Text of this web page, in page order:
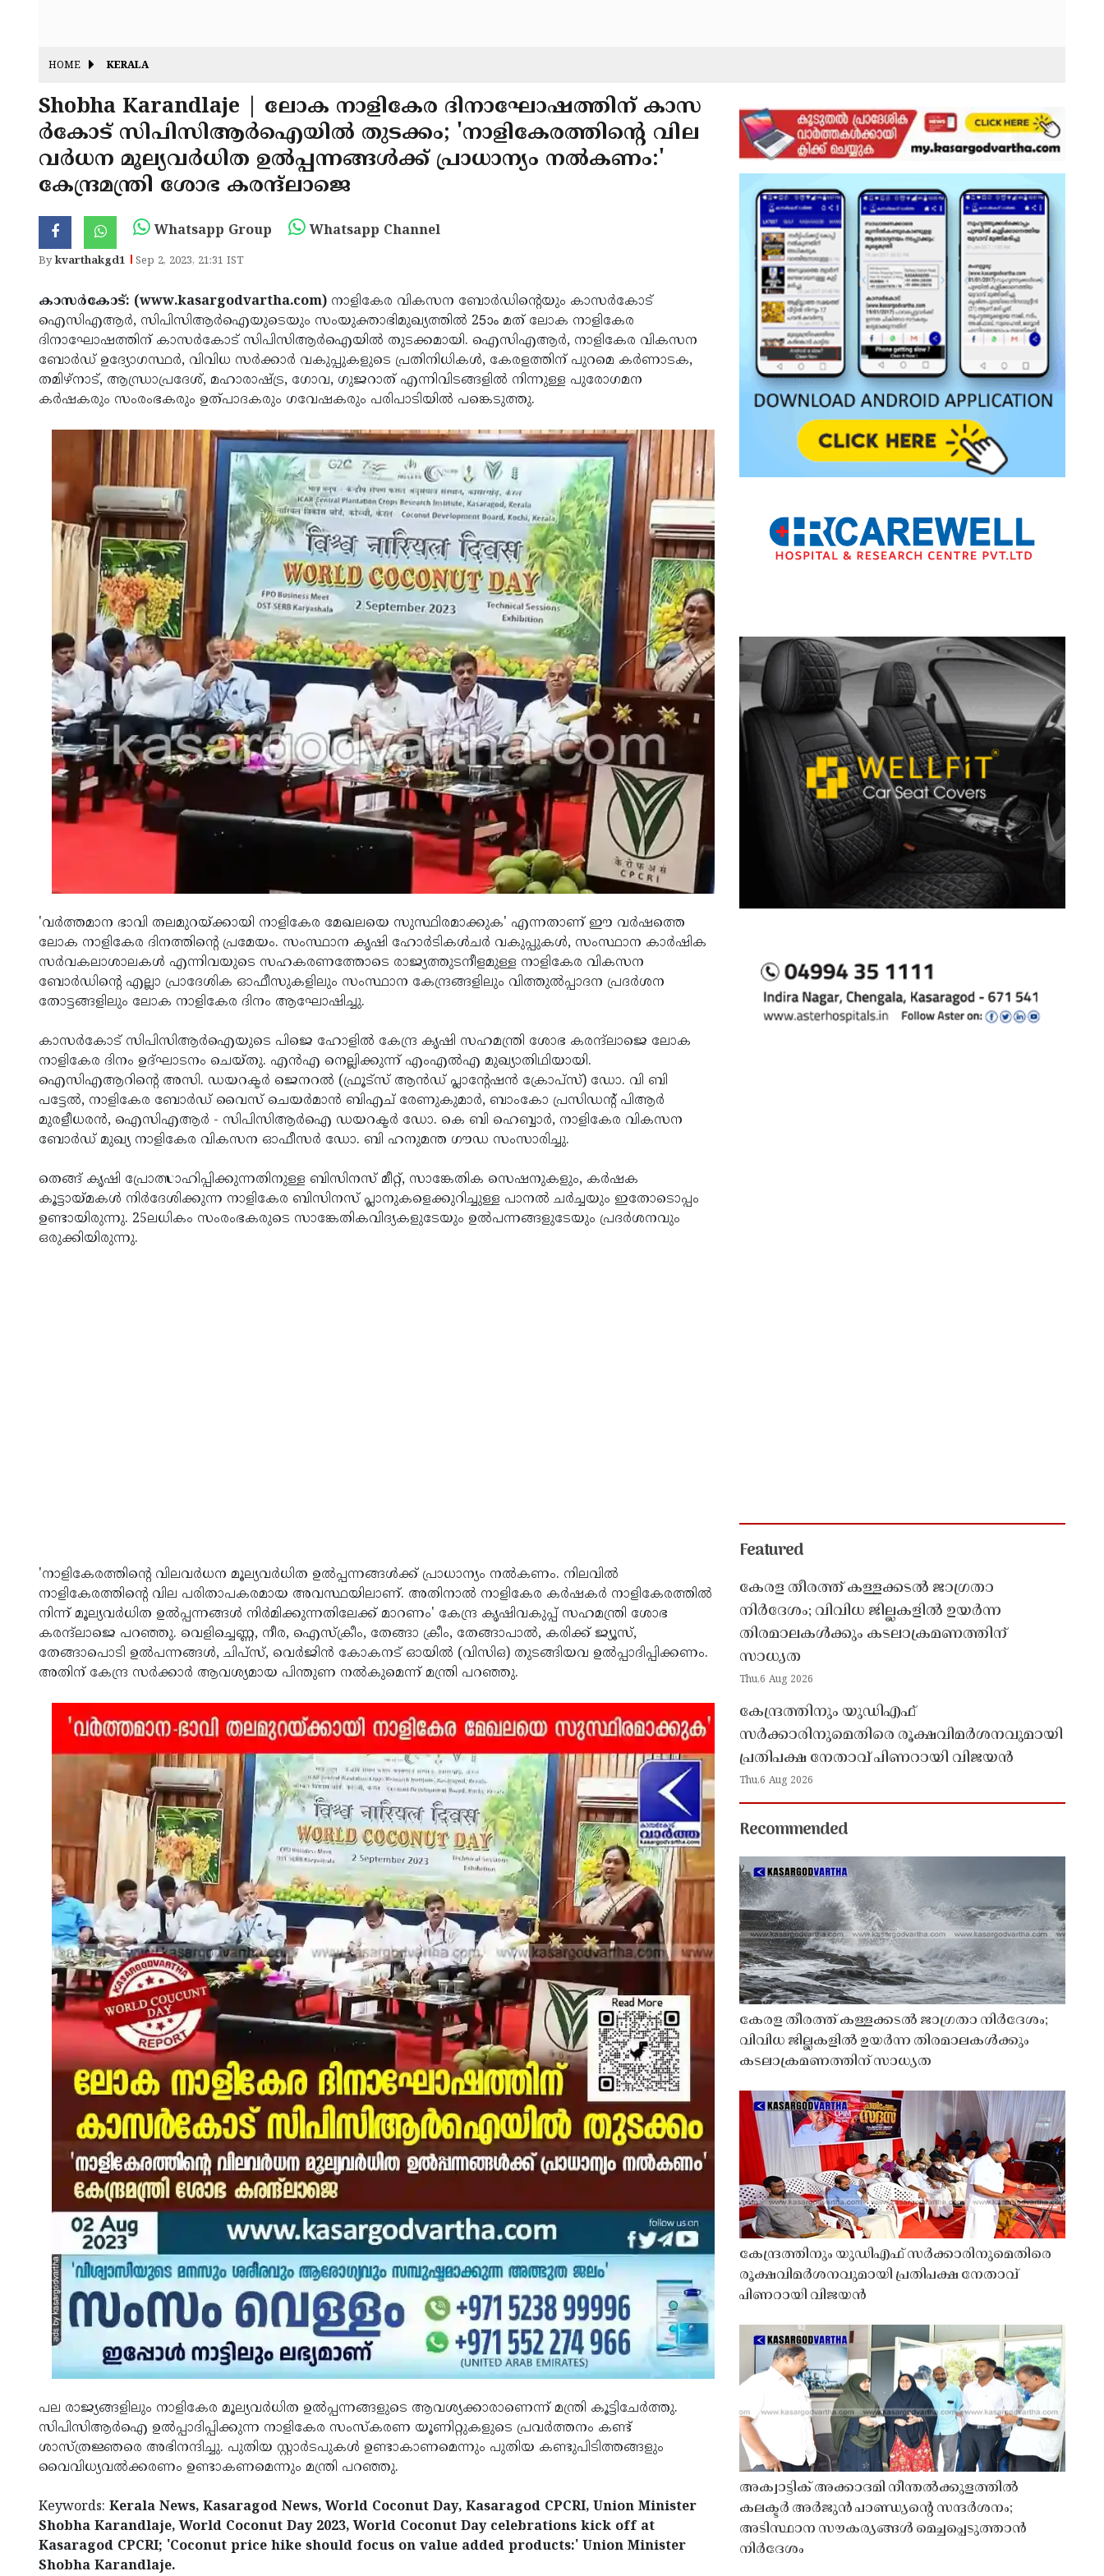
HOME KERALA
Shobha Karandlaje | ലോക നാളികേര ദിനാഘോഷത്തിന് കാസ
ര്‍കോട് സിപിസിആര്‍ഐയില്‍ തുടക്കം; 'നാളികേരത്തിന്റെ വില
വര്‍ധന മൂല്യവര്‍ധിത ഉല്‍പ്പന്നങ്ങള്‍ക്ക് പ്രാധാന്യം നല്‍കണം:'
കേന്ദ്രമന്ത്രി ശോഭ കരന്ദ്‌ലാജെ
Whatsapp Group Whatsapp Channel
Bykvarthakgd1 Sep 2, 2023, 21:31 IST
കാസര്‍കോട്: (www.kasargodvartha.com) നാളികേര വികസന ബോര്‍ഡിന്റെയും കാസര്‍കോട്
ഐസിഎആര്‍, സിപിസിആര്‍ഐയുടെയും സംയുക്താഭിമുഖ്യത്തില്‍ 25ാം മത് ലോക നാളികേര
ദിനാഘോഷത്തിന് കാസര്‍കോട് സിപിസിആര്‍ഐയില്‍ തുടക്കമായി. ഐസിഎആര്‍, നാളികേര വികസന
ബോര്‍ഡ് ഉദ്യോഗസ്ഥര്‍, വിവിധ സര്‍ക്കാര്‍ വകുപ്പുകളുടെ പ്രതിനിധികള്‍, കേരളത്തിന് പുറമെ കര്‍ണാടക,
തമിഴ്‌നാട്, ആന്ധ്രാപ്രദേശ്, മഹാരാഷ്ട്ര, ഗോവ, ഗുജറാത് എന്നിവിടങ്ങളില്‍ നിന്നുള്ള പുരോഗമന
കര്‍ഷകരും സംരംഭകരും ഉത്പാദകരും ഗവേഷകരും പരിപാടിയില്‍ പങ്കെടുത്തു.
'വര്‍ത്തമാന ഭാവി തലമുറയ്ക്കായി നാളികേര മേഖലയെ സുസ്ഥിരമാക്കുക' എന്നതാണ് ഈ വര്‍ഷത്തെ
ലോക നാളികേര ദിനത്തിന്റെ പ്രമേയം. സംസ്ഥാന കൃഷി ഹോര്‍ടികള്‍ചര്‍ വകുപ്പുകള്‍, സംസ്ഥാന കാര്‍ഷിക
സര്‍വകലാശാലകള്‍ എന്നിവയുടെ സഹകരണത്തോടെ രാജ്യത്തുടനീളമുള്ള നാളികേര വികസന
ബോര്‍ഡിന്റെ എല്ലാ പ്രാദേശിക ഓഫീസുകളിലും സംസ്ഥാന കേന്ദ്രങ്ങളിലും വിത്തുല്‍പ്പാദന പ്രദര്‍ശന
തോട്ടങ്ങളിലും ലോക നാളികേര ദിനം ആഘോഷിച്ചു.
കാസര്‍കോട് സിപിസിആര്‍ഐയുടെ പിജെ ഹോളില്‍ കേന്ദ്ര കൃഷി സഹമന്ത്രി ശോഭ കരന്ദ്‌ലാജെ ലോക
നാളികേര ദിനം ഉദ്ഘാടനം ചെയ്‌തു. എന്‍എ നെല്ലിക്കുന്ന് എംഎല്‍എ മുഖ്യാതിഥിയായി.
ഐസിഎആറിന്റെ അസി. ഡയറക്ടര്‍ ജെനറല്‍ (ഫ്രൂട്സ് ആന്‍ഡ് പ്ലാന്റേഷന്‍ ക്രോപ്‌സ്) ഡോ. വി ബി
പട്ടേല്‍, നാളികേര ബോര്‍ഡ് വൈസ് ചെയര്‍മാന്‍ ബിഎച് രേണുകുമാര്‍, ബാംകോ പ്രസിഡന്റ് പിആര്‍
മുരളീധരന്‍, ഐസിഎആര്‍ - സിപിസിആര്‍ഐ ഡയറക്ടര്‍ ഡോ. കെ ബി ഹെബ്ബാര്‍, നാളികേര വികസന
ബോര്‍ഡ് മുഖ്യ നാളികേര വികസന ഓഫീസര്‍ ഡോ. ബി ഹനുമന്ത ഗൗഡ സംസാരിച്ചു.
തെങ്ങ് കൃഷി പ്രോത്സാഹിപ്പിക്കുന്നതിനുള്ള ബിസിനസ് മീറ്റ്, സാങ്കേതിക സെഷനുകളും, കര്‍ഷക
കൂട്ടായ്മകള്‍ നിര്‍ദേശിക്കുന്ന നാളികേര ബിസിനസ് പ്ലാനുകളെക്കുറിച്ചുള്ള പാനല്‍ ചര്‍ച്ചയും ഇതോടൊപ്പം
ഉണ്ടായിരുന്നു. 25ലധികം സംരംഭകരുടെ സാങ്കേതികവിദ്യകളുടേയും ഉല്‍പന്നങ്ങളുടേയും പ്രദര്‍ശനവും
ഒരുക്കിയിരുന്നു.
'നാളികേരത്തിന്റെ വിലവര്‍ധന മൂല്യവര്‍ധിത ഉല്‍പ്പന്നങ്ങള്‍ക്ക് പ്രാധാന്യം നല്‍കണം. നിലവില്‍
നാളികേരത്തിന്റെ വില പരിതാപകരമായ അവസ്ഥയിലാണ്. അതിനാല്‍ നാളികേര കര്‍ഷകര്‍ നാളികേരത്തില്‍
നിന്ന് മൂല്യവര്‍ധിത ഉല്‍പ്പന്നങ്ങള്‍ നിര്‍മിക്കുന്നതിലേക്ക് മാറണം' കേന്ദ്ര കൃഷിവകുപ്പ് സഹമന്ത്രി ശോഭ
കരന്ദ്‌ലാജെ പറഞ്ഞു. വെളിച്ചെണ്ണ, നീര, ഐസ്ക്രീം, തേങ്ങാ ക്രീം, തേങ്ങാപാൽ, കരിക്ക് ജ്യൂസ്,
തേങ്ങാപൊടി ഉല്‍പന്നങ്ങള്‍, ചിപ്‌സ്, വെര്‍ജിന്‍ കോകനട് ഓയില്‍ (വിസിഒ) തുടങ്ങിയവ ഉല്‍പ്പാദിപ്പിക്കണം.
അതിന് കേന്ദ്ര സര്‍ക്കാര്‍ ആവശ്യമായ പിന്തുണ നല്‍കുമെന്ന് മന്ത്രി പറഞ്ഞു.
പല രാജ്യങ്ങളിലും നാളികേര മൂല്യവര്‍ധിത ഉല്‍പ്പന്നങ്ങളുടെ ആവശ്യക്കാരാണെന്ന് മന്ത്രി കൂട്ടിചേര്‍ത്തു.
സിപിസിആര്‍ഐ ഉല്‍പ്പാദിപ്പിക്കുന്ന നാളികേര സംസ്‌കരണ യൂണിറ്റുകളുടെ പ്രവര്‍ത്തനം കണ്ട്
ശാസ്ത്രജ്ഞരെ അഭിനന്ദിച്ചു. പുതിയ സ്റ്റാർടപുകൾ ഉണ്ടാകാണമെന്നും പുതിയ കണ്ടുപിടിത്തങ്ങളും
വൈവിധ്യവല്‍ക്കരണം ഉണ്ടാകണമെന്നും മന്ത്രി പറഞ്ഞു.
Keywords: Kerala News, Kasaragod News, World Coconut Day, Kasaragod CPCRI, Union Minister
Shobha Karandlaje, World Coconut Day 2023, World Coconut Day celebrations kick off at
Kasaragod CPCRI; 'Coconut price hike should focus on value added products:' Union Minister
Shobha Karandlaje.
Featured
കേരള തീരത്ത് കള്ളക്കടൽ ജാഗ്രതാ
നിർദേശം; വിവിധ ജില്ലകളിൽ ഉയർന്ന
തിരമാലകൾക്കും കടലാക്രമണത്തിന്
സാധ്യത
Thu,6 Aug 2026
കേന്ദ്രത്തിനും യുഡിഎഫ്
സർക്കാരിനുമെതിരെ രൂക്ഷവിമർശനവുമായി
പ്രതിപക്ഷ നേതാവ് പിണറായി വിജയൻ
Thu,6 Aug 2026
Recommended
കേരള തീരത്ത് കള്ളക്കടൽ ജാഗ്രതാ നിർദേശം;
വിവിധ ജില്ലകളിൽ ഉയർന്ന തിരമാലകൾക്കും
കടലാക്രമണത്തിന് സാധ്യത
കേന്ദ്രത്തിനും യുഡിഎഫ് സർക്കാരിനുമെതിരെ
രൂക്ഷവിമർശനവുമായി പ്രതിപക്ഷ നേതാവ്
പിണറായി വിജയൻ
അക്വാട്ടിക് അക്കാദമി നീന്തൽക്കുളത്തിൽ
കലക്ടർ അർജുൻ പാണ്ഡ്യൻ്റെ സന്ദർശനം;
അടിസ്ഥാന സൗകര്യങ്ങൾ മെച്ചപ്പെടുത്താൻ
നിർദേശം